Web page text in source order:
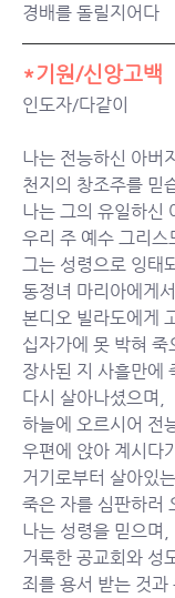
경배를 돌릴지어다
*기원/신앙고백
인도자/다같이
나는 전능하신 아버
천지의 창조주를 믿
나는 그의 유일하신
우리 주 예수 그리스
그는 성령으로 잉태
동정녀 마리아에게
본디오 빌라도에게
십자가에 못 박혀 죽
장사된 지 사흘만에
다시 살아나셨으며,
하늘에 오르시어 전
우편에 앉아 계시다
거기로부터 살아있
죽은 자를 심판하러
나는 성령을 믿으며,
거룩한 공교회와 성
죄를 용서 받는 것과